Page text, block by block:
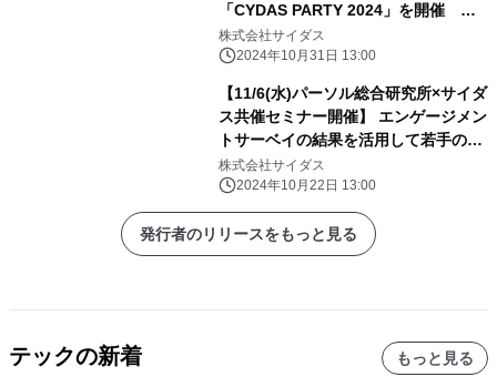
「CYDAS PARTY 2024」を開催 好
評につきアーカイブ配信を開始
株式会社サイダス
2024年10月31日 13:00
【11/6(水)パーソル総合研究所×サイダ
ス共催セミナー開催】 エンゲージメン
トサーベイの結果を活用して若手の離
職防止につなげる方法とは？
株式会社サイダス
2024年10月22日 13:00
発行者のリリースをもっと見る
テックの新着 もっと見る